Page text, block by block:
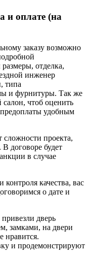
и оплате (на
заказу возможно
отделка,
инженер
типа
и фурнитуры. Так же
чтоб оценить
удобным
сложности проекта,
договоре будет
в случае
качества, вас
о дате и
дверь
замками, на двери
нравится.
и продемонстрируют